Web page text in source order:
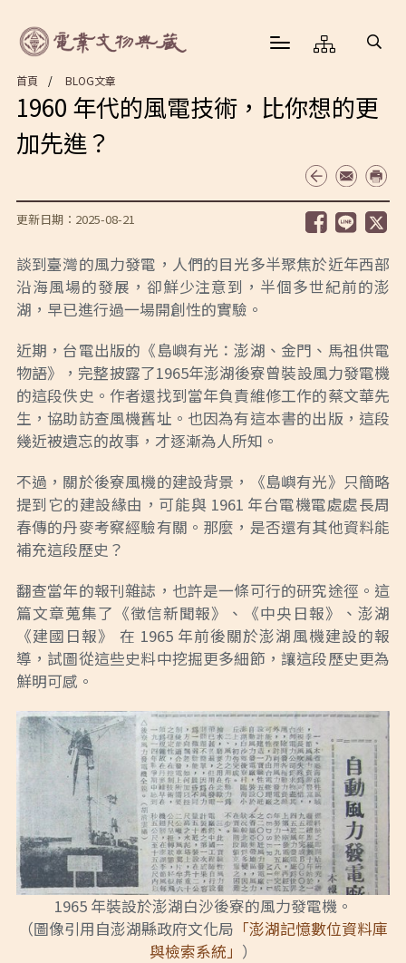
首頁 BLOG文章
1960 年代的風電技術，比你想的更
加先進？
更新日期：2025-08-21
談到臺灣的風力發電，人們的目光多半聚焦於近年西部
沿海風場的發展，卻鮮少注意到，半個多世紀前的澎
湖，早已進行過一場開創性的實驗。
近期，台電出版的《島嶼有光：澎湖、金門、馬祖供電
物語》，完整披露了1965年澎湖後寮曾裝設風力發電機
的這段佚史。作者還找到當年負責維修工作的蔡文華先
生，協助訪查風機舊址。也因為有這本書的出版，這段
幾近被遺忘的故事，才逐漸為人所知。
不過，關於後寮風機的建設背景，《島嶼有光》只簡略
提到它的建設緣由，可能與 1961 年台電機電處處長周
春傳的丹麥考察經驗有關。那麼，是否還有其他資料能
補充這段歷史？
翻查當年的報刊雜誌，也許是一條可行的研究途徑。這
篇文章蒐集了《徵信新聞報》、《中央日報》、澎湖
《建國日報》 在 1965 年前後關於澎湖風機建設的報
導，試圖從這些史料中挖掘更多細節，讓這段歷史更為
鮮明可感。
1965 年裝設於澎湖白沙後寮的風力發電機。
（圖像引用自澎湖縣政府文化局 「澎湖記憶數位資料庫
與檢索系統」 ）